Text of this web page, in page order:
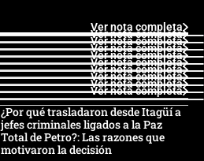
Ver nota completa
Ver nota completa
Ver nota completa
Ver nota completa
Ver nota completa
Ver nota completa
Ver nota completa
Ver nota completa
Ver nota completa
Ver nota completa
¿Por qué trasladaron desde Itagüí a
jefes criminales ligados a la Paz
Total de Petro?: Las razones que
motivaron la decisión